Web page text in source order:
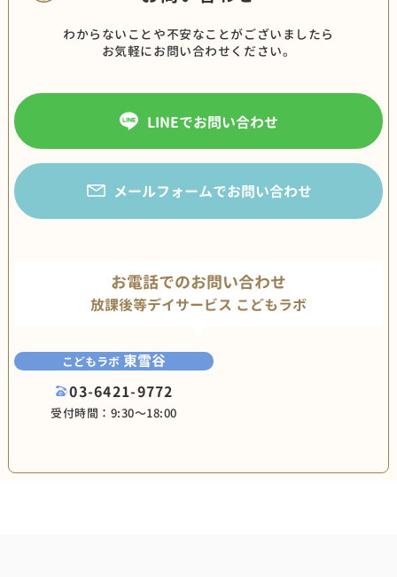
わからないことや不安なことがございましたら
お気軽にお問い合わせください。
LINEでお問い合わせ
メールフォームでお問い合わせ
お電話でのお問い合わせ
放課後等デイサービス こどもラボ
こどもラボ 東雪谷
03-6421-9772
受付時間：9:30〜18:00